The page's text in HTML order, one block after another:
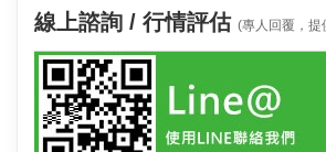
線上諮詢 / 行情評估 (專人回覆，提